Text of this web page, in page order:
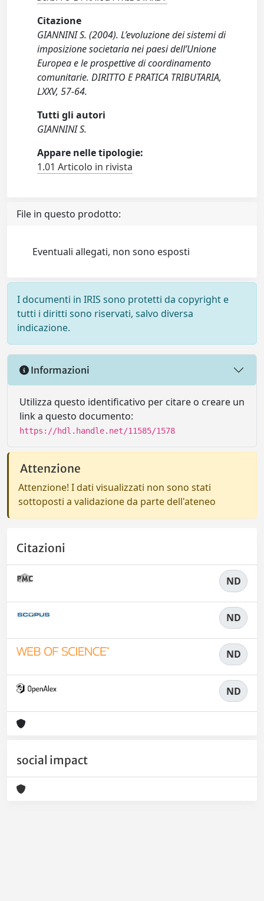
Citazione
GIANNINI S. (2004). L’evoluzione dei sistemi di
imposizione societaria nei paesi dell’Unione
Europea e le prospettive di coordinamento
comunitarie. DIRITTO E PRATICA TRIBUTARIA,
LXXV, 57-64.
Tutti gli autori
GIANNINI S.
Appare nelle tipologie:
1.01 Articolo in rivista
File in questo prodotto:
Eventuali allegati, non sono esposti
I documenti in IRIS sono protetti da copyright e
tutti i diritti sono riservati, salvo diversa
indicazione.
Informazioni
Utilizza questo identificativo per citare o creare un
link a questo documento:
https://hdl.handle.net/11585/1578
Attenzione
Attenzione! I dati visualizzati non sono stati
sottoposti a validazione da parte dell'ateneo
Citazioni
ND
ND
ND
ND
social impact